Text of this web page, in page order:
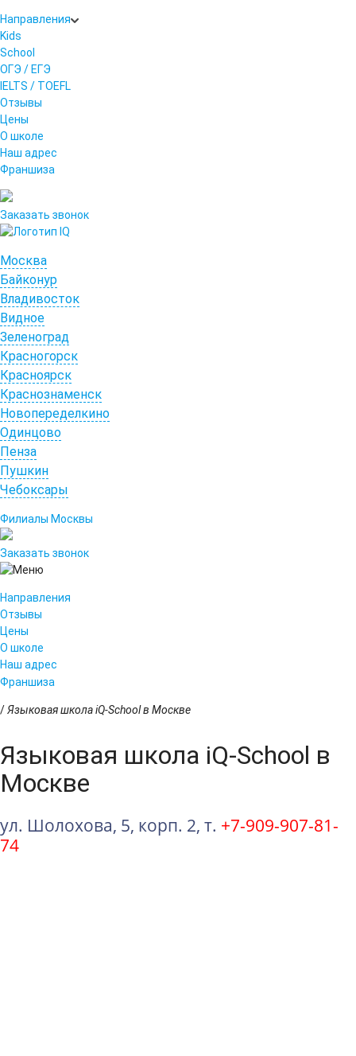
Направления
Kids
School
ОГЭ / ЕГЭ
IELTS / TOEFL
Отзывы
Цены
О школе
Наш адрес
Франшиза
Заказать звонок
Москва
Байконур
Владивосток
Видное
Зеленоград
Красногорск
Красноярск
Краснознаменск
Новопеределкино
Одинцово
Пенза
Пушкин
Чебоксары
Филиалы Москвы
Заказать звонок
Направления
Отзывы
Цены
О школе
Наш адрес
Франшиза
/Языковая школа iQ-School в Москве
Языковая школа iQ-School в
Москве
ул. Шолохова, 5, корп. 2, т. +7-909-907-81-
74